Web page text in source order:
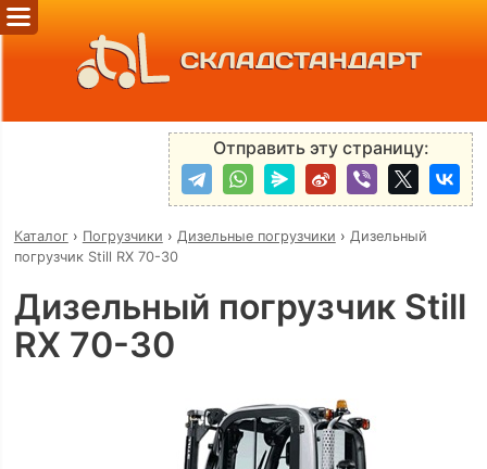
СКЛАДСТАНДАРТ
Отправить эту страницу:
Каталог› Погрузчики › Дизельные погрузчики › Дизельный
погрузчик Still RX 70-30
Дизельный погрузчик Still
RX 70-30